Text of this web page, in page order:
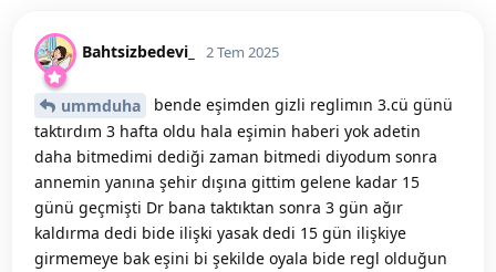
Bahtsizbedevi_ 2 Tem 2025
ummduha
bende eşimden gizli reglimın 3.cü günü
taktırdım 3 hafta oldu hala eşimin haberi yok adetin
daha bitmedimi dediği zaman bitmedi diyodum sonra
annemin yanına şehir dışına gittim gelene kadar 15
günü geçmişti Dr bana taktıktan sonra 3 gün ağır
kaldırma dedi bide ilişki yasak dedi 15 gün ilişkiye
girmemeye bak eşini bi şekilde oyala bide regl olduğun